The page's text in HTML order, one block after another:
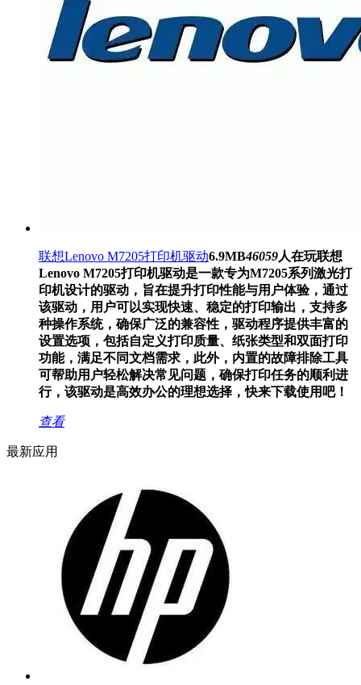
联想Lenovo M7205打印机驱动6.9MB46059人在玩联想
Lenovo M7205打印机驱动是一款专为M7205系列激光打
印机设计的驱动，旨在提升打印性能与用户体验，通过
该驱动，用户可以实现快速、稳定的打印输出，支持多
种操作系统，确保广泛的兼容性，驱动程序提供丰富的
设置选项，包括自定义打印质量、纸张类型和双面打印
功能，满足不同文档需求，此外，内置的故障排除工具
可帮助用户轻松解决常见问题，确保打印任务的顺利进
行，该驱动是高效办公的理想选择，快来下载使用吧！
查看
最新应用